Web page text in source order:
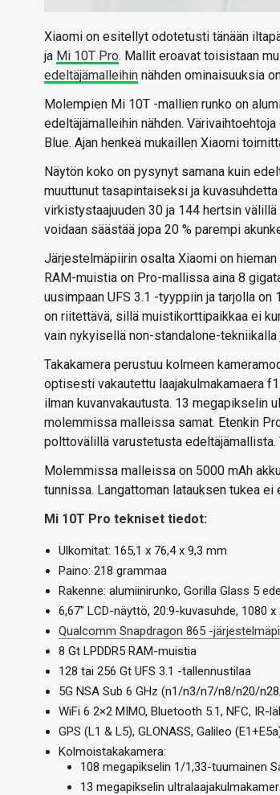
Xiaomi on esitellyt odotetusti tänään
ja Mi 10T Pro. Mallit eroavat toisistaan
edeltäjämalleihin nähden ominaisuuksia
Molempien Mi 10T -mallien runko on
edeltäjämalleihin nähden.
Blue. Ajan henkeä mukaillen Xiaomi
Näytön koko on pysynyt samana kuin
muuttunut tasapintaiseksi ja
virkistystaajuuden 30 ja 144 hertsin
voidaan säästää jopa 20 % parempi
Järjestelmäpiirin osalta Xiaomi on
RAM-muistia on Pro-mallissa aina 8
uusimpaan UFS 3.1 -tyyppiin ja tarjolla
on riitettävä, sillä muistikorttipaikkaa ei
vain nykyisellä non-standalone-tekniikalla
Takakamera perustuu kolmeen
optisesti vakautettu laajakulmakamaera
ilman kuvanvakautusta. 13 megapikselin
molemmissa malleissa samat. Etenkin
polttovälillä varustetusta
Molemmissa malleissa on 5000 mAh
tunnissa. Langattoman latauksen tukea
Mi 10T Pro tekniset tiedot:
Ulkomitat: 165,1 x 76,4 x 9,3 mm
Paino: 218 grammaa
Rakenne: alumiinirunko, Gorilla Glass 5
6,67″ LCD-näyttö, 20:9-kuvasuhde, 1080
Qualcomm Snapdragon 865 -
8 Gt LPDDR5 RAM-muistia
128 tai 256 Gt UFS 3.1 -tallennustilaa
5G NSA Sub 6 GHz (n1/n3/n7/n8/n20/
WiFi 6 2×2 MIMO, Bluetooth 5.1, NFC, IR-
GPS (L1 & L5), GLONASS, Galileo
Kolmoistakakamera:
108 megapikselin 1/1,33-tuumainen
13 megapikselin